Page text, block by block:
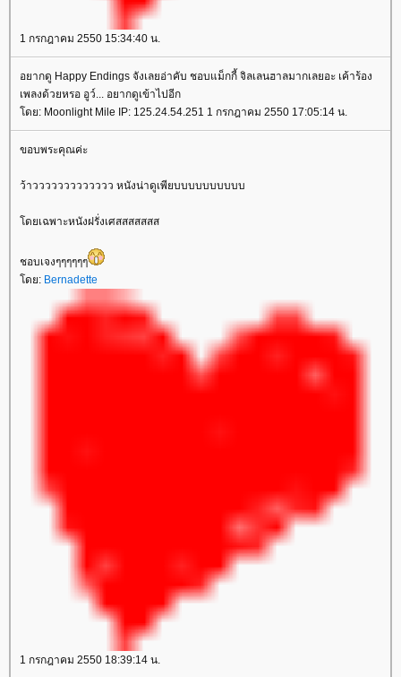
1 กรกฎาคม 2550 15:34:40 น.
อยากดู Happy Endings จังเลยอ่าคับ ชอบแม็กกี้ จิลเลนฮาลมากเลยอะ เค้าร้อง
เพลงด้วยหรอ อูว์... อยากดูเข้าไปอีก
ดย: Moonlight Mile IP: 125.24.54.251 1 กรกฎาคม 2550 17:05:14 น.
ขอบพระคุณค่ะ
ว้าววววววววววววว หนังน่าดูเพียบบบบบบบบบบ
ดยเฉพาะหนังฝรั่งเศสสสสสสส
ชอบเจงๆๆๆๆๆๆ
ดย: Bernadette
1 กรกฎาคม 2550 18:39:14 น.